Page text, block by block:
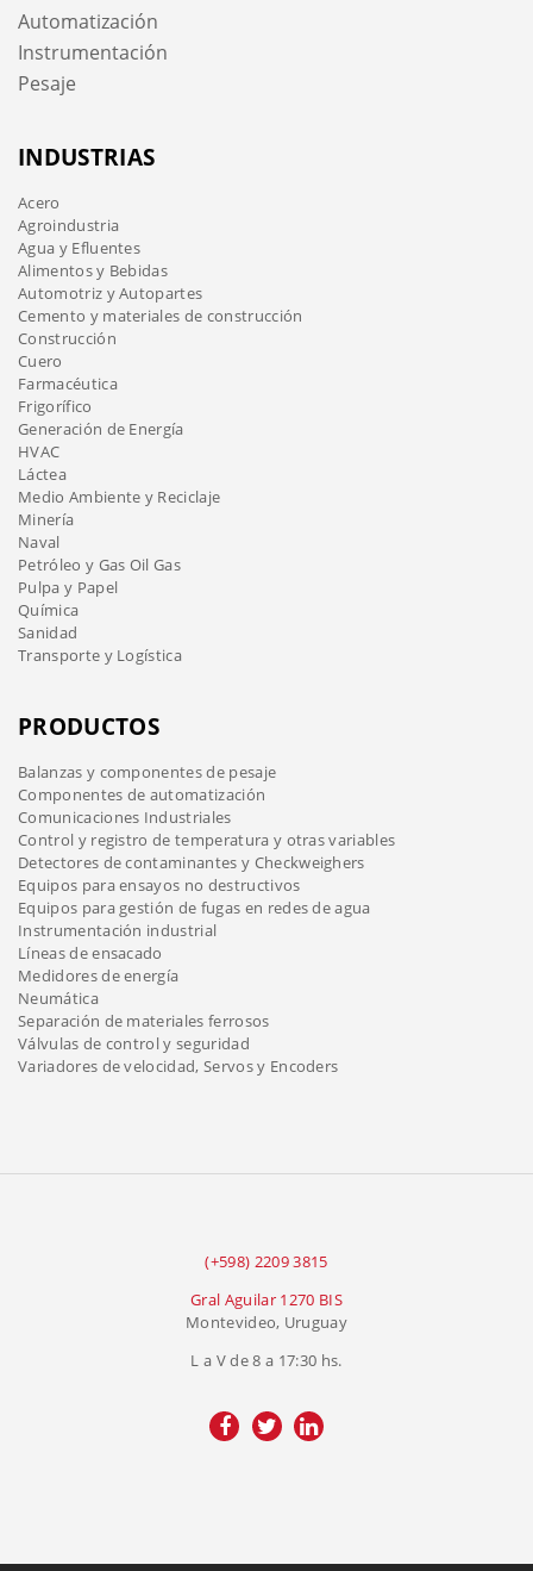
Automatización
Instrumentación
Pesaje
INDUSTRIAS
Acero
Agroindustria
Agua y Efluentes
Alimentos y Bebidas
Automotriz y Autopartes
Cemento y materiales de construcción
Construcción
Cuero
Farmacéutica
Frigorífico
Generación de Energía
HVAC
Láctea
Medio Ambiente y Reciclaje
Minería
Naval
Petróleo y Gas Oil Gas
Pulpa y Papel
Química
Sanidad
Transporte y Logística
PRODUCTOS
Balanzas y componentes de pesaje
Componentes de automatización
Comunicaciones Industriales
Control y registro de temperatura y otras variables
Detectores de contaminantes y Checkweighers
Equipos para ensayos no destructivos
Equipos para gestión de fugas en redes de agua
Instrumentación industrial
Líneas de ensacado
Medidores de energía
Neumática
Separación de materiales ferrosos
Válvulas de control y seguridad
Variadores de velocidad, Servos y Encoders
(+598) 2209 3815
Gral Aguilar 1270 BIS
Montevideo, Uruguay
L a V de 8 a 17:30 hs.